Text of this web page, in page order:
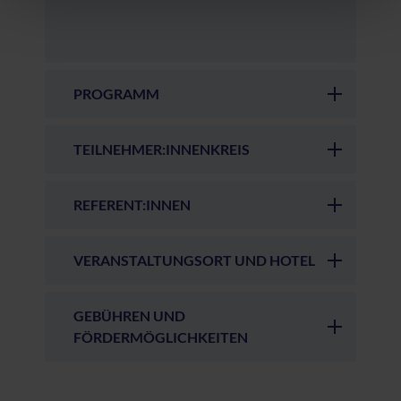
PROGRAMM
TEILNEHMER:INNENKREIS
REFERENT:INNEN
VERANSTALTUNGSORT UND HOTEL
GEBÜHREN UND
FÖRDERMÖGLICHKEITEN